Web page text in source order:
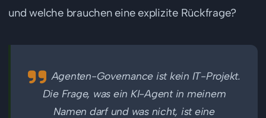
und welche brauchen eine explizite Rückfrage?
Agenten-Governance ist kein IT-Projekt.
Die Frage, was ein KI-Agent in meinem
Namen darf und was nicht, ist eine